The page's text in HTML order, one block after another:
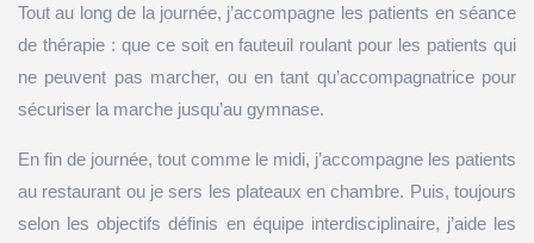
Tout au long de la journée, j’accompagne les patients en séance
de thérapie : que ce soit en fauteuil roulant pour les patients qui
ne peuvent pas marcher, ou en tant qu’accompagnatrice pour
sécuriser la marche jusqu’au gymnase.
En fin de journée, tout comme le midi, j’accompagne les patients
au restaurant ou je sers les plateaux en chambre. Puis, toujours
selon les objectifs définis en équipe interdisciplinaire, j’aide les